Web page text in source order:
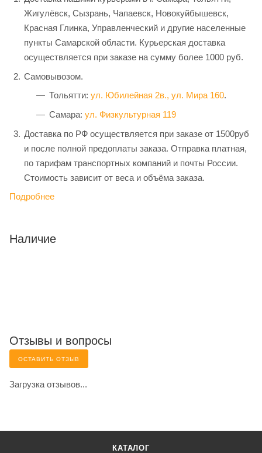
Жигулёвск, Сызрань, Чапаевск, Новокуйбышевск,
Красная Глинка, Управленческий и другие населенные
пункты Самарской области. Курьерская доставка
осуществляется при заказе на сумму более 1000 руб.
Самовывозом.
Тольятти: ул. Юбилейная 2в., ул. Мира 160.
Самара: ул. Физкультурная 119
Доставка по РФ осуществляется при заказе от 1500руб
и после полной предоплаты заказа. Отправка платная,
по тарифам транспортных компаний и почты России.
Стоимость зависит от веса и объёма заказа.
Подробнее
Наличие
Отзывы и вопросы
ОСТАВИТЬ ОТЗЫВ
Загрузка отзывов...
КАТАЛОГ